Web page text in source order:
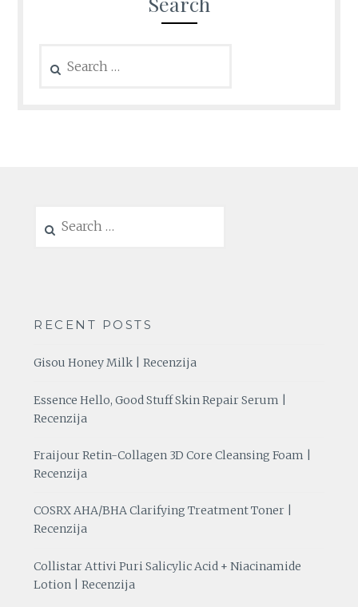
for:
for:
RECENT POSTS
Gisou Honey Milk | Recenzija
Essence Hello, Good Stuff Skin Repair Serum |
Recenzija
Fraijour Retin-Collagen 3D Core Cleansing Foam |
Recenzija
COSRX AHA/BHA Clarifying Treatment Toner |
Recenzija
Collistar Attivi Puri Salicylic Acid + Niacinamide
Lotion | Recenzija